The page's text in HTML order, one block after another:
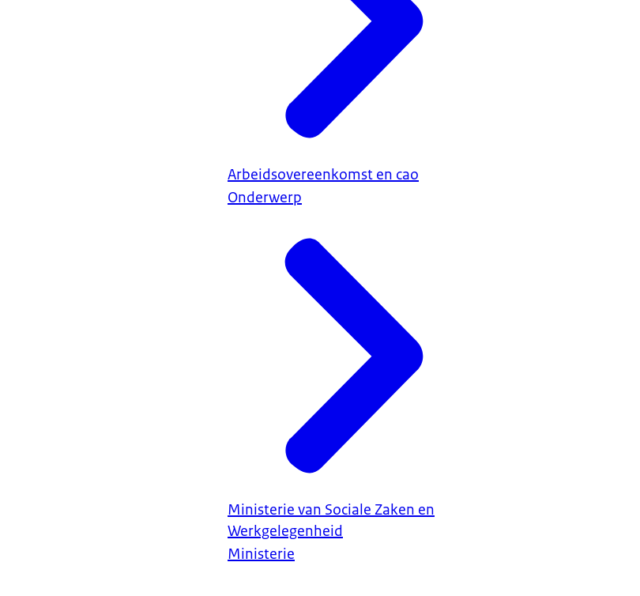
Arbeidsovereenkomst en cao
Onderwerp
Ministerie van Sociale Zaken en
Werkgelegenheid
Ministerie